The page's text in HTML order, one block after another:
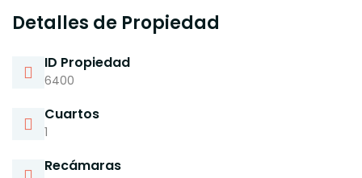
Detalles de Propiedad
ID Propiedad
6400
Cuartos
1
Recámaras